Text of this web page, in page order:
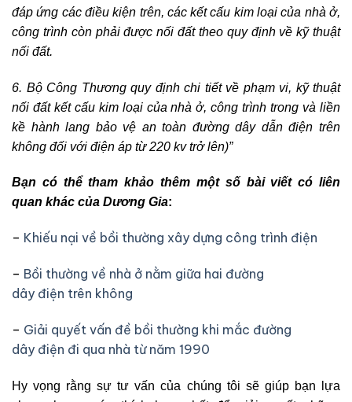
đáp ứng các điều kiện trên, các kết cấu kim loại của nhà ở,
công trình còn phải được nối đất theo quy định về kỹ thuật
nối đất.
6. Bộ Công Thương quy định chi tiết về phạm vi, kỹ thuật
nối đất kết cấu kim loại của nhà ở, công trình trong và liền
kề hành lang bảo vệ an toàn đường dây dẫn điện trên
không đối với điện áp từ 220 kv trở lên)”
Bạn có thể tham khảo thêm một số bài viết có liên
quan khác của Dương Gia:
– Khiếu nại về bồi thường xây dựng công trình điện
– Bồi thường về nhà ở nằm giữa hai đường
dây điện trên không
– Giải quyết vấn đề bồi thường khi mắc đường
dây điện đi qua nhà từ năm 1990
Hy vọng rằng sự tư vấn của chúng tôi sẽ giúp bạn lựa